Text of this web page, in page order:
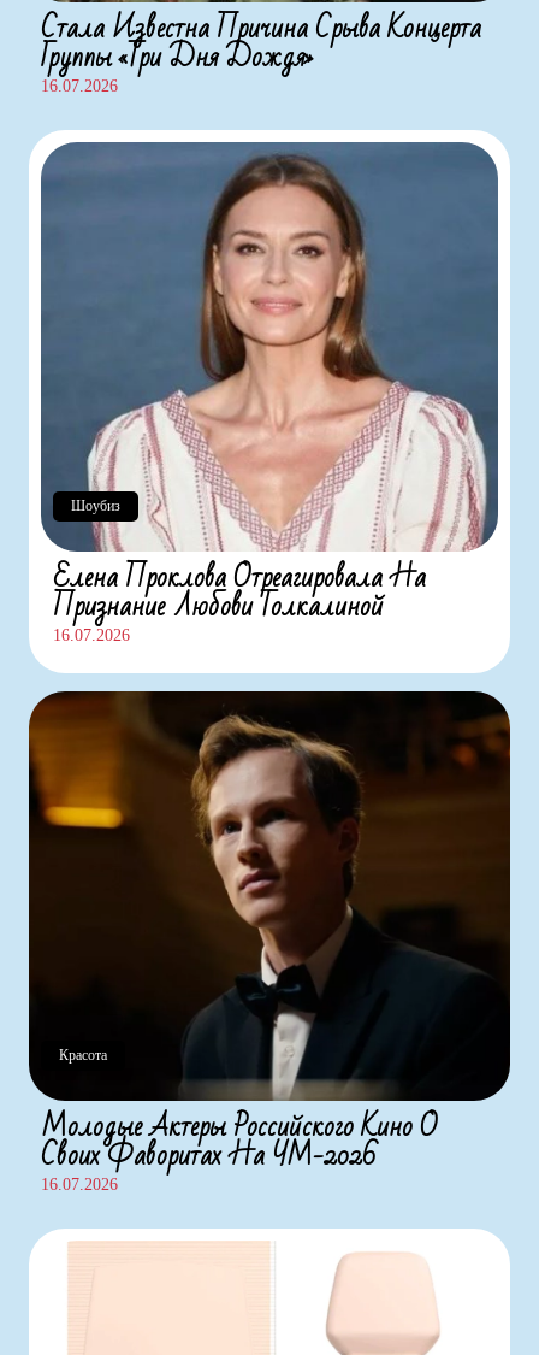
Стала Известна Причина Срыва Концерта
Группы «Три Дня Дождя»
16.07.2026
Елена Проклова Отреагировала На
Признание Любови Толкалиной
16.07.2026
Шоубиз
Красота
Молодые Актеры Российского Кино О
Своих Фаворитах На ЧМ-2026
16.07.2026